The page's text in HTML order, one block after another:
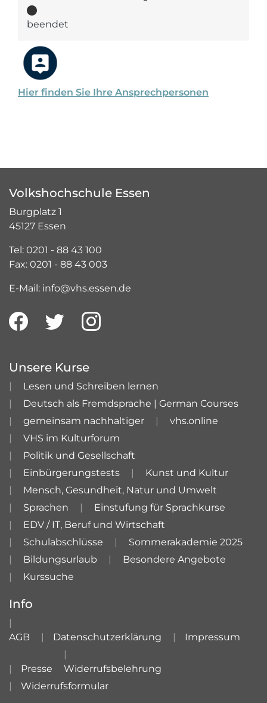
Hier finden Sie Ihre Ansprechpersonen
beendet
Volkshochschule Essen
Burgplatz 1
45127 Essen
Tel: 0201 - 88 43 100
Fax: 0201 - 88 43 003
E-Mail: info@vhs.essen.de
Unsere Kurse
Lesen und Schreiben lernen
Deutsch als Fremdsprache | German Courses
gemeinsam nachhaltiger
vhs.online
VHS im Kulturforum
Politik und Gesellschaft
Einbürgerungstests
Kunst und Kultur
Mensch, Gesundheit, Natur und Umwelt
Sprachen
Einstufung für Sprachkurse
EDV / IT, Beruf und Wirtschaft
Schulabschlüsse
Sommerakademie 2025
Bildungsurlaub
Besondere Angebote
Kurssuche
Info
AGB Datenschutzerklärung Impressum
Presse
Widerrufsbelehrung
Widerrufsformular